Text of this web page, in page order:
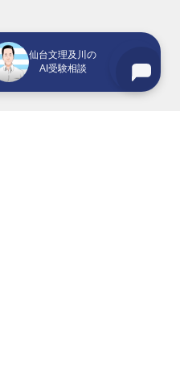
仙台文理及川の
AI受験相談